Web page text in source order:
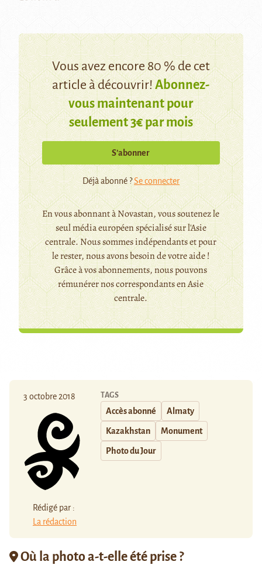
Vous avez encore 80 % de cet
article à découvrir!Abonnez-
vous maintenant pour
seulement 3€ par mois
S’abonner
Déjà abonné ?Se connecter
En vous abonnant à Novastan, vous soutenez le
seul média européen spécialisé sur l'Asie
centrale. Nous sommes indépendants et pour
le rester, nous avons besoin de votre aide !
Grâce à vos abonnements, nous pouvons
rémunérer nos correspondants en Asie
centrale.
3 octobre 2018
Rédigé par :
La rédaction
TAGS
Accès abonné Almaty
Kazakhstan Monument
Photo du Jour
Où la photo a-t-elle été prise ?